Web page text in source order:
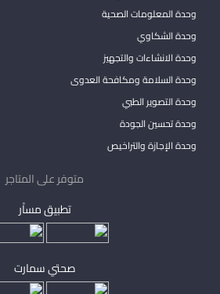
وحدة المعلومات الصحية
وحدة الشكاوي
وحدة الانشاءات والتجهيز
وحدة السلامة ومكافحة العدوى
وحدة التصوير الطبي
وحدة تحسين الجودة
وحدة الإجازة والتراخيص
متوفر على المتاجر
تطبيق مساْر
صحتي سمارت